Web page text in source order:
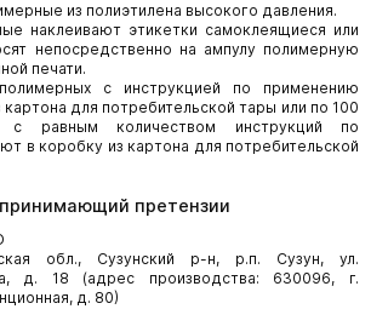
из полиэтилена высокого давления.
наклеивают этикетки самоклеящиеся или
непосредственно на ампулу полимерную
печати.
с инструкцией по применению
для потребительской тары или по 100
с равным количеством инструкций по
в коробку из картона для потребительской
претензии
обл., Сузунский р-н, р.п. Сузун, ул.
д. 18 (адрес производства: 630096, г.
д. 80)